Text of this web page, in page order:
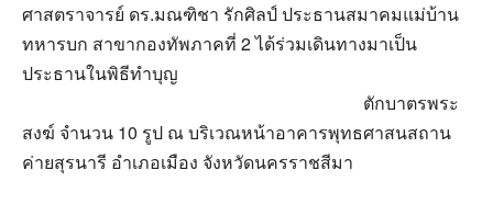
ศาสตราจารย์ ดร.มณฑิชา รักศิลป์ ประธานสมาคมแม่บ้าน
ทหารบก สาขากองทัพภาคที่ 2 ได้ร่วมเดินทางมาเป็น
ประธานในพิธีทำบุญ
ตักบาตรพระ
สงฆ์ จำนวน 10 รูป ณ บริเวณหน้าอาคารพุทธศาสนสถาน
ค่ายสุรนารี อำเภอเมือง จังหวัดนครราชสีมา